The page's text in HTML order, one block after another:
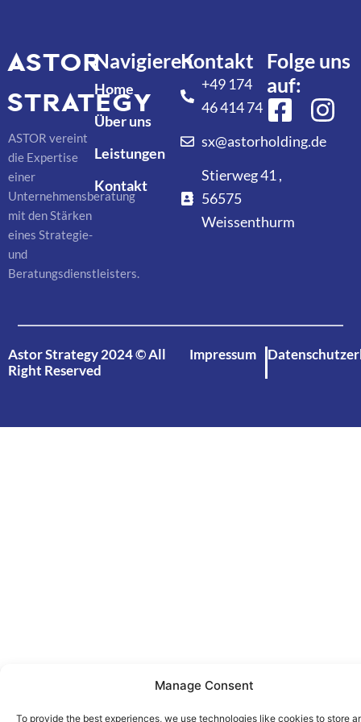
Manage Consent
To provide the best experiences, we use technologies like cookies to store
Astor
Strategy
ASTOR vereint
die Expertise
einer
Unternehmensberatung
mit den Stärken
eines Strategie-
und
Beratungsdienstleisters.
Navigieren
Home
Über uns
Leistungen
Kontakt
Kontakt
+49 174
46 414 74
sx@astorholding.de
Stierweg 41 ,
56575
Weissenthurm
Folge uns
auf:
Astor Strategy 2024 © All
Right Reserved
Impressum